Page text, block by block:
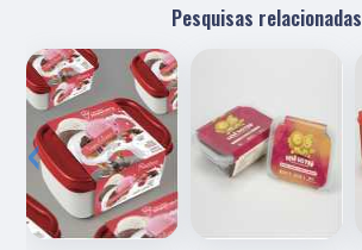
Pesquisas relacionadas
‹